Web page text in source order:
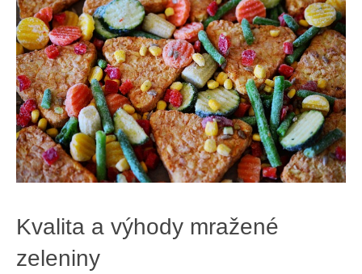
Kvalita a výhody mražené
zeleniny